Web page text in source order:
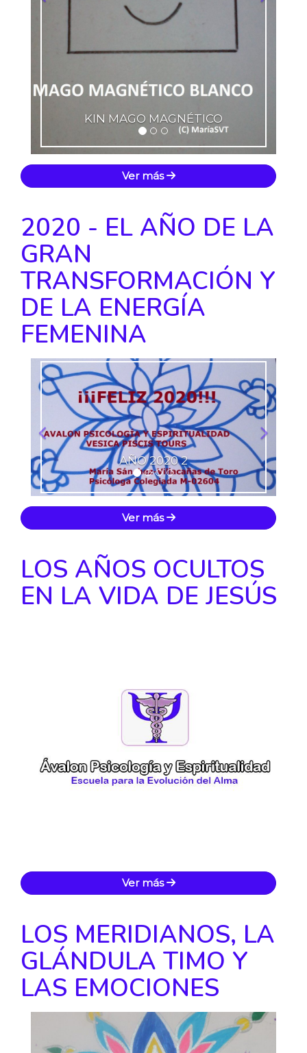
KIN MAGO MAGNÉTICO
Ver más
2020 - EL AÑO DE LA
GRAN
TRANSFORMACIÓN Y
DE LA ENERGÍA
FEMENINA
AÑO 2020 2
Anterior
Ver más
LOS AÑOS OCULTOS
EN LA VIDA DE JESÚS
Ver más
LOS MERIDIANOS, LA
GLÁNDULA TIMO Y
LAS EMOCIONES